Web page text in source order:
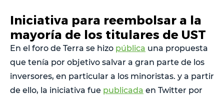
Iniciativa para reembolsar a la
mayoría de los titulares de UST
En el foro de Terra se hizo pública una propuesta
que tenía por objetivo salvar a gran parte de los
inversores, en particular a los minoristas. y a partir
de ello, la iniciativa fue publicada en Twitter por